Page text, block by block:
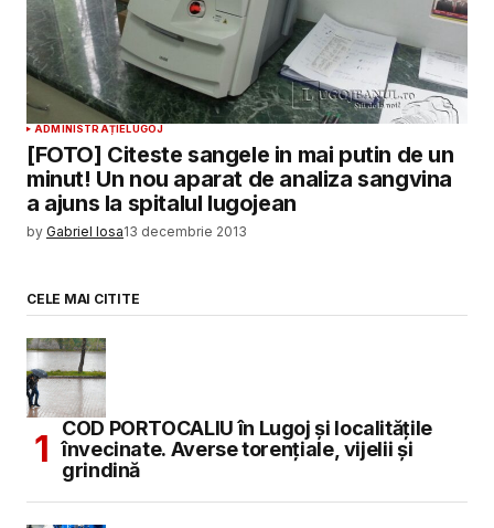
ADMINISTRAȚIELUGOJ
[FOTO] Citeste sangele in mai putin de un
minut! Un nou aparat de analiza sangvina
a ajuns la spitalul lugojean
by Gabriel Iosa13 decembrie 2013
CELE MAI CITITE
COD PORTOCALIU în Lugoj și localitățile
învecinate. Averse torențiale, vijelii și
grindină